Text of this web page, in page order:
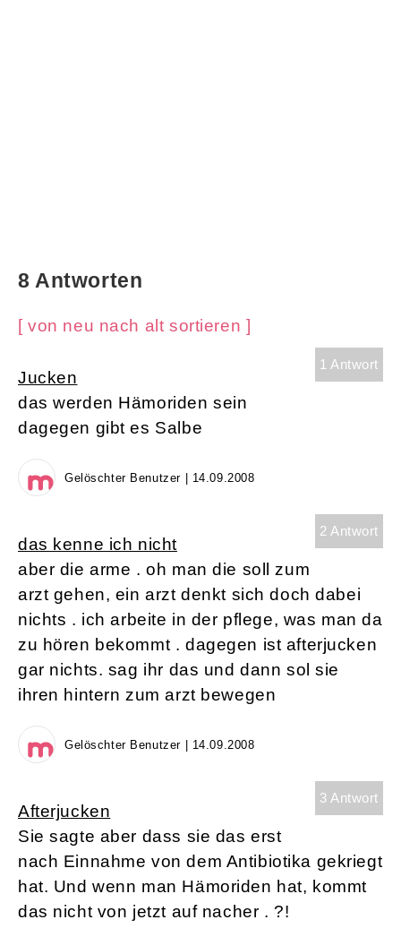
8 Antworten
[ von neu nach alt sortieren ]
1 Antwort
Jucken
das werden Hämoriden sein
dagegen gibt es Salbe
Gelöschter Benutzer | 14.09.2008
2 Antwort
das kenne ich nicht
aber die arme . oh man die soll zum
arzt gehen, ein arzt denkt sich doch dabei
nichts . ich arbeite in der pflege, was man da
zu hören bekommt . dagegen ist afterjucken
gar nichts. sag ihr das und dann sol sie
ihren hintern zum arzt bewegen
Gelöschter Benutzer | 14.09.2008
3 Antwort
Afterjucken
Sie sagte aber dass sie das erst
nach Einnahme von dem Antibiotika gekriegt
hat. Und wenn man Hämoriden hat, kommt
das nicht von jetzt auf nacher . ?!